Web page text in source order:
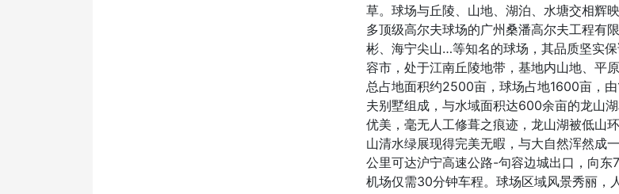
草。球场与丘陵、山地、湖泊、水塘交相辉
多顶级高尔夫球场的广州桑潘高尔夫工程有
彬、海宁尖山…等知名的球场，其品质坚实
容市，处于江南丘陵地带，基地内山地、平
总占地面积约2500亩，球场占地1600亩，
夫别墅组成，与水域面积达600余亩的龙山
优美，毫无人工修葺之痕迹，龙山湖被低山
山清水绿展现得完美无暇，与大自然浑然成
公里可达沪宁高速公路-句容边城出口，向
机场仅需30分钟车程。球场区域风景秀丽，